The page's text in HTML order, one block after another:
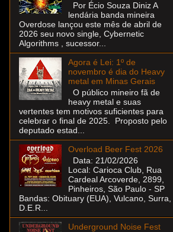
Por Écio Souza Diniz A
lendária banda mineira
Overdose lançou este mês de abril de
2026 seu novo single, Cybernetic
Algorithms , sucessor...
Agora é Lei: 1º de
novembro é dia do Heavy
metal em Minas Gerais
O público mineiro fã de
heavy metal e suas
vertentes tem motivos suficientes para
celebrar o final de 2025. Proposto pelo
deputado estad...
Overload Beer Fest 2026
Data: 21/02/2026
Local: Carioca Club, Rua
Cardeal Arcoverde, 2899,
Pinheiros, São Paulo - SP
Bandas: Obituary (EUA), Vulcano, Surra,
D.E.R...
Underground Noise Fest